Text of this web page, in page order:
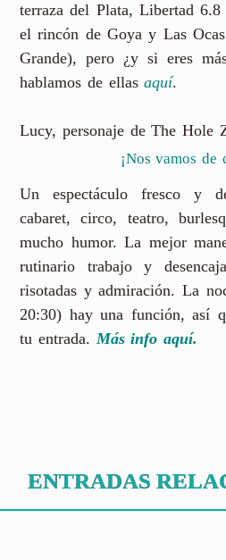
terraza del Plata, Libertad
el rincón de Goya y Las
Grande), pero ¿y si eres
hablamos de ellasaquí.
Lucy, personaje de The Hole
¡Nos vamos de
Un espectáculo fresco y
cabaret, circo, teatro,
mucho humor. La mejor
rutinario trabajo y
risotadas y admiración. La
20:30) hay una función, así
tu entrada.Más info aquí.
ENTRADAS